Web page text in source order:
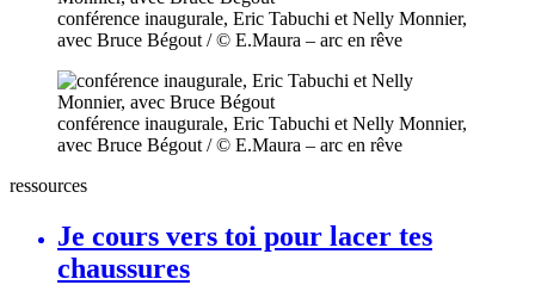
conférence inaugurale, Eric Tabuchi et Nelly Monnier,
avec Bruce Bégout / © E.Maura – arc en rêve
conférence inaugurale, Eric Tabuchi et Nelly Monnier,
avec Bruce Bégout / © E.Maura – arc en rêve
ressources
Je cours vers toi pour lacer tes
chaussures